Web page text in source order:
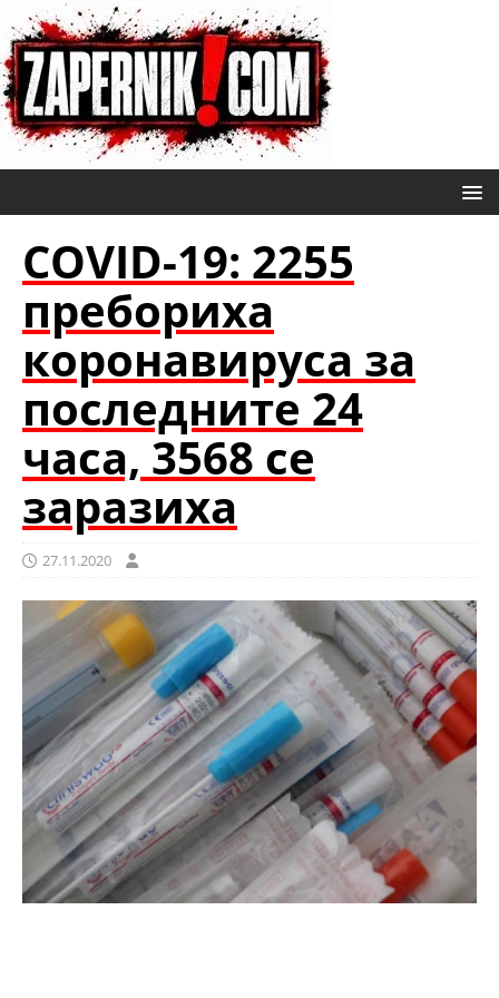
COVID-19: 2255
пребориха
коронавируса за
последните 24
часа, 3568 се
заразиха
27.11.2020